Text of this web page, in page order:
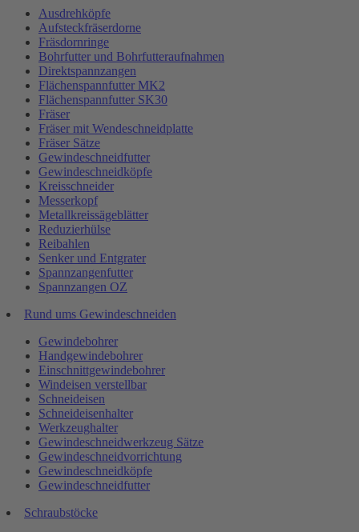
Ausdrehköpfe
Aufsteckfräserdorne
Fräsdornringe
Bohrfutter und Bohrfutteraufnahmen
Direktspannzangen
Flächenspannfutter MK2
Flächenspannfutter SK30
Fräser
Fräser mit Wendeschneidplatte
Fräser Sätze
Gewindeschneidfutter
Gewindeschneidköpfe
Kreisschneider
Messerkopf
Metallkreissägeblätter
Reduzierhülse
Reibahlen
Senker und Entgrater
Spannzangenfutter
Spannzangen OZ
Rund ums Gewindeschneiden
Gewindebohrer
Handgewindebohrer
Einschnittgewindebohrer
Windeisen verstellbar
Schneideisen
Schneideisenhalter
Werkzeughalter
Gewindeschneidwerkzeug Sätze
Gewindeschneidvorrichtung
Gewindeschneidköpfe
Gewindeschneidfutter
Schraubstöcke